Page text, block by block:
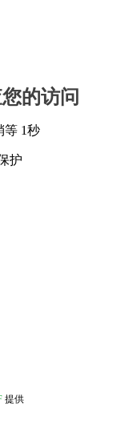
的访问
等 1秒
护
提供